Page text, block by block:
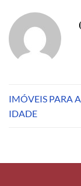
IMÓVEIS PARA
IDADE